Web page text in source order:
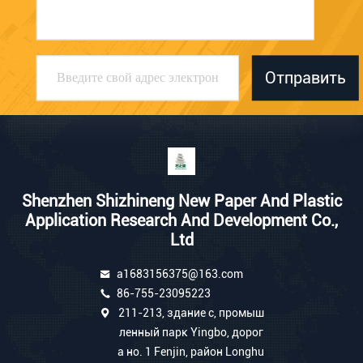
Отправить
Shenzhen Shizhineng New Paper And Plastic
Application Research And Development Co.,
Ltd
a1683156375@163.com
86-755-23095223
211-213, здание c, промыш
ленный парк Yingbo, дорог
а но. 1 Fenjin, район Longhu